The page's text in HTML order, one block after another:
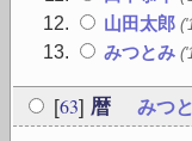
山田太郎
みつとみ
[63] 暦 みつ